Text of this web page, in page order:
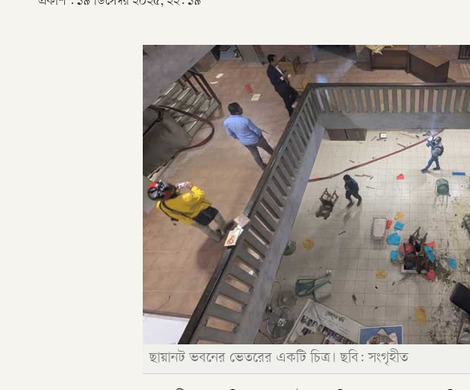
ছায়ানট ভবনের ভেতরের একটি চিত্র। ছবি: সংগৃহীত